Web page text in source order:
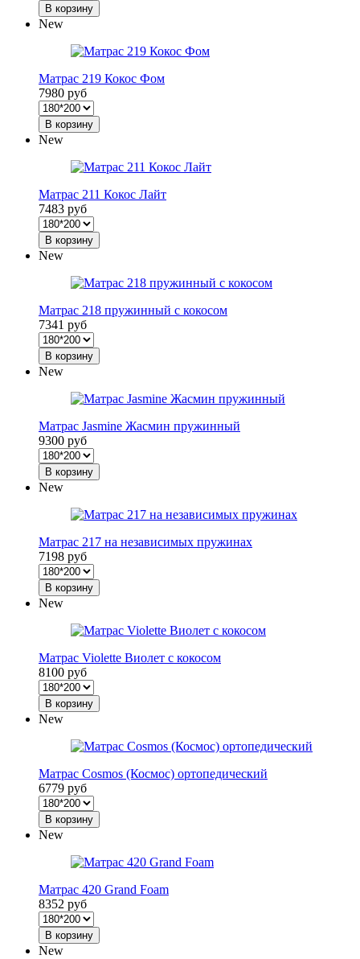
В корзину
New
Матрас 219 Кокос Фом
7980 руб
В корзину
New
Матрас 211 Кокос Лайт
7483 руб
В корзину
New
Матрас 218 пружинный с кокосом
7341 руб
В корзину
New
Матрас Jasmine Жасмин пружинный
9300 руб
В корзину
New
Матрас 217 на независимых пружинах
7198 руб
В корзину
New
Матрас Violette Виолет с кокосом
8100 руб
В корзину
New
Матрас Cosmos (Космос) ортопедический
6779 руб
В корзину
New
Матрас 420 Grand Foam
8352 руб
В корзину
New